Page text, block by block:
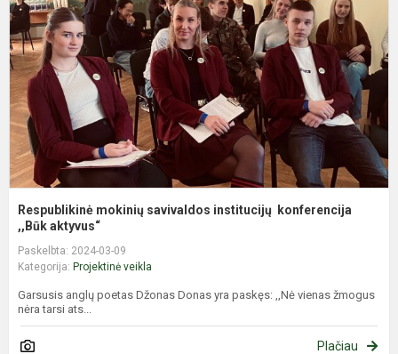
Respublikinė mokinių savivaldos institucijų konferencija
,,Būk aktyvus“
Paskelbta: 2024-03-09
Kategorija: Projektinė veikla
Garsusis anglų poetas Džonas Donas yra paskęs: ,,Nė vienas žmogus
nėra tarsi ats...
Plačiau